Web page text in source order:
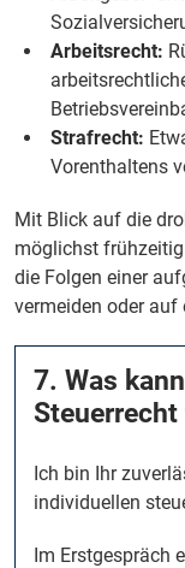
Arbeitsrecht:
Strafrecht:
Vorenthaltens
Mit Blick auf die
möglichst frühzeitig
die Folgen einer
vermeiden oder
7. Was
Ich bin Ihr
individuellen
Im Erstgespräch